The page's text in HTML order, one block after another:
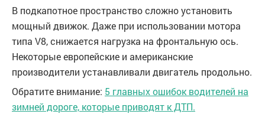
В подкапотное пространство сложно установить
мощный движок. Даже при использовании мотора
типа V8, снижается нагрузка на фронтальную ось.
Некоторые европейские и американские
производители устанавливали двигатель продольно.
Обратите внимание: 5 главных ошибок водителей на
зимней дороге, которые приводят к ДТП.